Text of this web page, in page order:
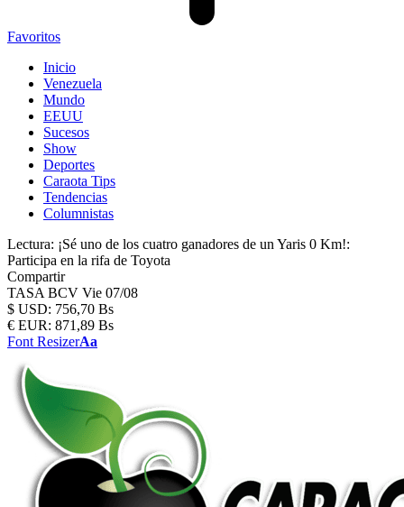
Favoritos
Inicio
Venezuela
Mundo
EEUU
Sucesos
Show
Deportes
Caraota Tips
Tendencias
Columnistas
Lectura: ¡Sé uno de los cuatro ganadores de un Yaris 0 Km!:
Participa en la rifa de Toyota
Compartir
TASA BCV Vie 07/08
$ USD: 756,70 Bs
€ EUR: 871,89 Bs
Font ResizerAa